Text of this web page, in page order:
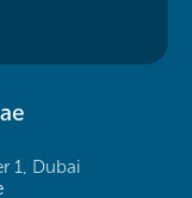
1, Dubai